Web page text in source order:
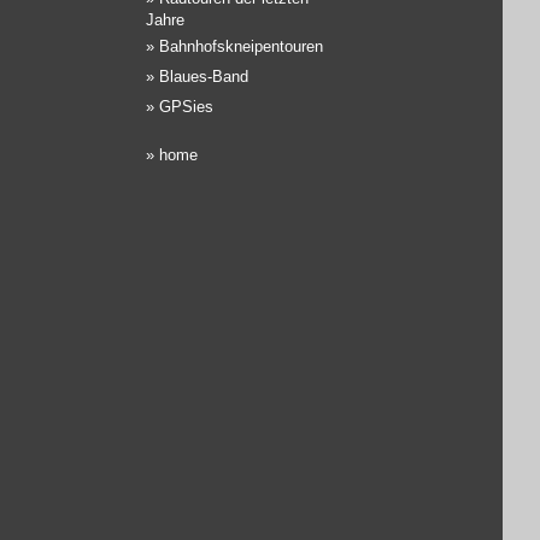
Jahre
» Bahnhofskneipentouren
» Blaues-Band
» GPSies
» home